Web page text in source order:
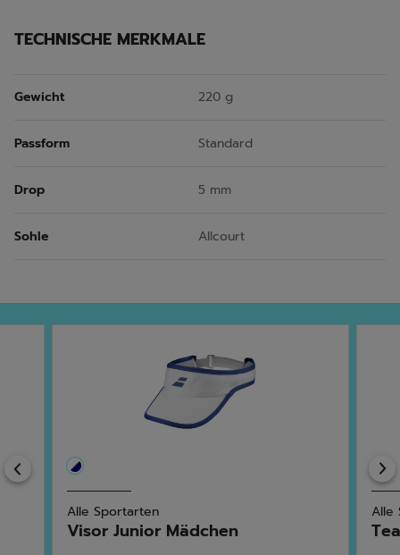
TECHNISCHE MERKMALE
Gewicht 220 g
Passform Standard
Drop 5 mm
Sohle Allcourt
Previous
Alle Sportarten
Visor Junior Mädchen
Alle